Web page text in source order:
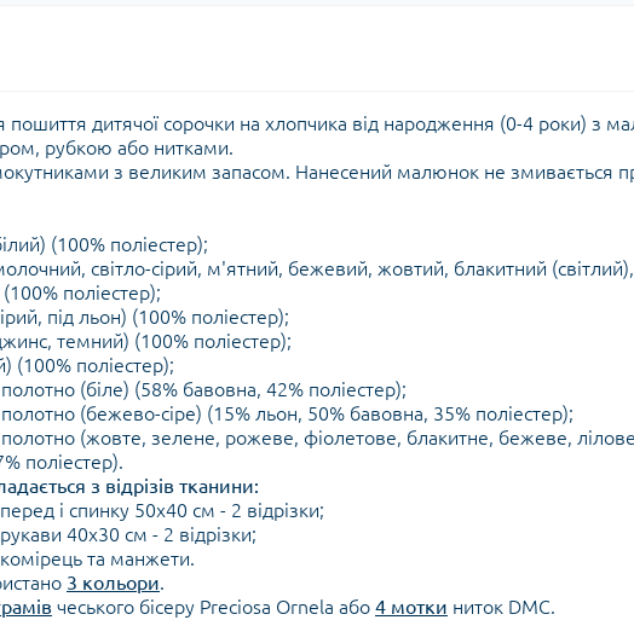
пошиття дитячої сорочки на хлопчика від народження (0-4 роки) з
рубкою або нитками.
з великим запасом. Нанесений малюнок не змивається
(100% поліестер);
світло-сірий, м'ятний, бежевий, жовтий, блакитний
поліестер);
під льон) (100% поліестер);
темний) (100% поліестер);
(100% поліестер);
(біле) (58% бавовна, 42% поліестер);
(бежево-сіре) (15% льон, 50% бавовна, 35% поліестер);
(жовте, зелене, рожеве, фіолетове, блакитне, бежеве,
поліестер).
з відрізів тканини:
і спинку 50х40 см - 2 відрізки;
40х30 см - 2 відрізки;
та манжети.
3 кольори.
чеського бісеру Preciosa Ornela або 4 мотки ниток DMC.